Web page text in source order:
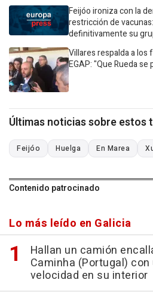
Feijóo ironiza con la
restricción de
definitivamente su
Villares respalda a los
EGAP: "Que Rueda se
Últimas noticias sobre estos
Feijóo Huelga En Marea
Contenido patrocinado
Lo más leído en Galicia
Hallan un camión
Caminha (Portugal)
velocidad en su interior